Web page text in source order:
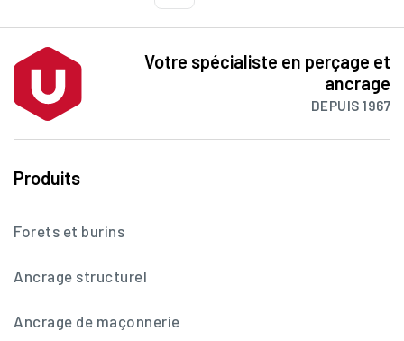
Votre spécialiste en perçage et
ancrage
DEPUIS 1967
Produits
Forets et burins
Ancrage structurel
Ancrage de maçonnerie